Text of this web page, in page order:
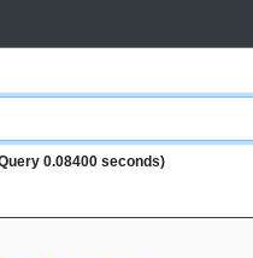
0.08400 seconds)